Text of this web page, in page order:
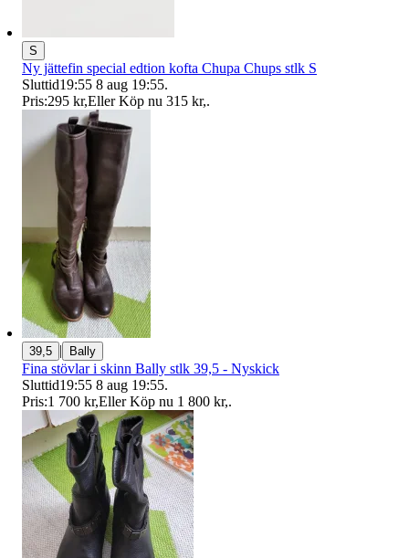
S
Ny jättefin special edtion kofta Chupa Chups stlk S
Sluttid19:55 8 aug 19:55.
Pris:295 kr,Eller Köp nu 315 kr,.
39,5 | Bally
Fina stövlar i skinn Bally stlk 39,5 - Nyskick
Sluttid19:55 8 aug 19:55.
Pris:1 700 kr,Eller Köp nu 1 800 kr,.